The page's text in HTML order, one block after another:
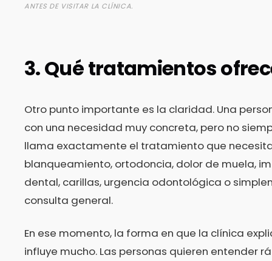
ANTES DE VISITAR LA CLÍNICA.
3. Qué tratamientos
Otro punto importante es la claridad. Una
con una necesidad muy concreta, pero no
llama exactamente el tratamiento que
blanqueamiento, ortodoncia, dolor de muela,
dental, carillas, urgencia odontológica o
consulta general.
En ese momento, la forma en que la clínica
influye mucho. Las personas quieren entender